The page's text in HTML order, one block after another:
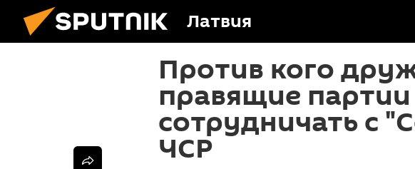
Латвия
Против кого
правящие
сотрудничать с
ЧСР